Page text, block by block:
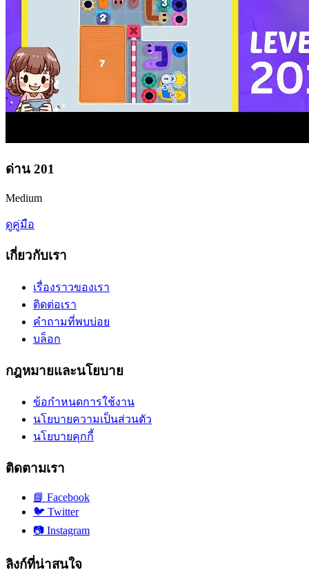
ด่าน 201
Medium
ดูคู่มือ
เกี่ยวกับเรา
เรื่องราวของเรา
ติดต่อเรา
คำถามที่พบบ่อย
บล็อก
กฎหมายและนโยบาย
ข้อกำหนดการใช้งาน
นโยบายความเป็นส่วนตัว
นโยบายคุกกี้
ติดตามเรา
📘 Facebook
🐦 Twitter
📷 Instagram
ลิงก์ที่น่าสนใจ